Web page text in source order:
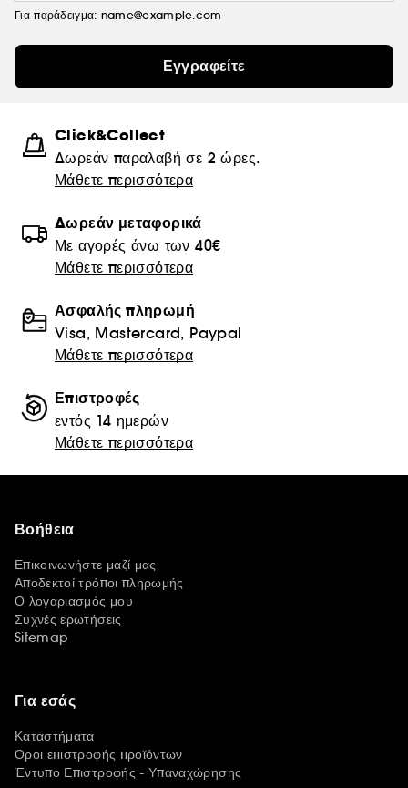
Για παράδειγμα: name@example.com
Εγγραφείτε
Click&Collect
Δωρεάν παραλαβή σε 2 ώρες.
Μάθετε περισσότερα
Δωρεάν μεταφορικά
Με αγορές άνω των 40€
Μάθετε περισσότερα
Ασφαλής πληρωμή
Visa, Mastercard, Paypal
Μάθετε περισσότερα
Επιστροφές
εντός 14 ημερών
Μάθετε περισσότερα
Βοήθεια
Επικοινωνήστε μαζί μας
Αποδεκτοί τρόποι πληρωμής
Ο λογαριασμός μου
Συχνές ερωτήσεις
Sitemap
Για εσάς
Καταστήματα
Όροι επιστροφής προϊόντων
Έντυπο Επιστροφής - Υπαναχώρησης